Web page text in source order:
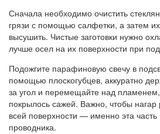
Сначала необходимо очистить
грязи с помощью салфетки, а затем
высушить. Чистые заготовки нужно
лучше осел на их поверхности при
Подожгите парафиновую свечу в
помощью плоскогубцев, аккуратно
за угол и перемещайте над
покрылось сажей. Важно, чтобы
всей поверхности — именно эта часть
проводника.